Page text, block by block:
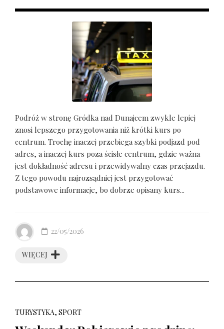
Podróż w stronę Gródka nad Dunajcem zwykle lepiej
znosi lepszego przygotowania niż krótki kurs po
centrum. Trochę inaczej przebiega szybki podjazd pod
adres, a inaczej kurs poza ścisłe centrum, gdzie ważna
jest dokładność adresu i przewidywalny czas przejazdu.
Z tego powodu najrozsądniej jest przygotować
podstawowe informacje, bo dobrze opisany kurs...
WIĘCEJ
22/05/2026
TURYSTYKA, SPORT